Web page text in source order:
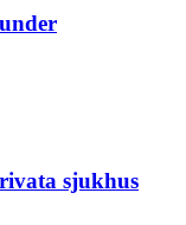
sjukhus